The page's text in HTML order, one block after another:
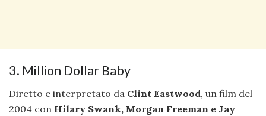
3. Million Dollar Baby
Diretto e interpretato da Clint Eastwood, un film del
2004 con Hilary Swank, Morgan Freeman e Jay